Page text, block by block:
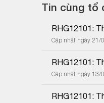
Tin cùng tổ
RHG12101:
Cập nhật ngày 21/
RHG12101:
Cập nhật ngày 13/
RHG12101: